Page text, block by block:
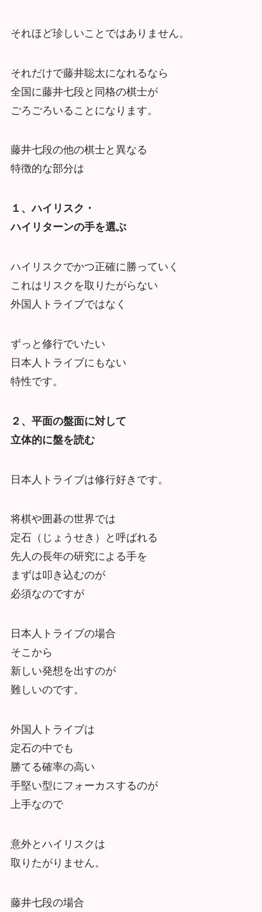
それほど珍しいことではありません。
それだけで藤井聡太になれるなら
全国に藤井七段と同格の棋士が
ごろごろいることになります。
藤井七段の他の棋士と異なる
特徴的な部分は
１、ハイリスク・
ハイリターンの手を選ぶ
ハイリスクでかつ正確に勝っていく
これはリスクを取りたがらない
外国人トライブではなく
ずっと修行でいたい
日本人トライブにもない
特性です。
２、平面の盤面に対して
立体的に盤を読む
日本人トライブは修行好きです。
将棋や囲碁の世界では
定石（じょうせき）と呼ばれる
先人の長年の研究による手を
まずは叩き込むのが
必須なのですが
日本人トライブの場合
そこから
新しい発想を出すのが
難しいのです。
外国人トライブは
定石の中でも
勝てる確率の高い
手堅い型にフォーカスするのが
上手なので
意外とハイリスクは
取りたがりません。
藤井七段の場合